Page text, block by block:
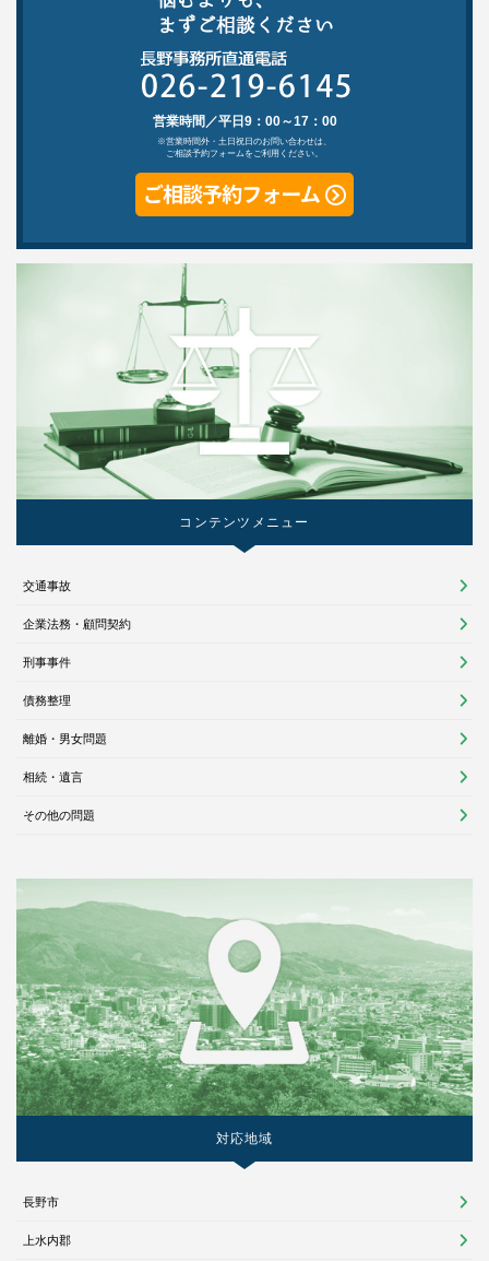
営業時間／平日9：00～17：00
※営業時間外・土日祝日のお問い合わせは、
ご相談予約フォームをご利用ください。
コンテンツメニュー
交通事故
企業法務・顧問契約
刑事事件
債務整理
離婚・男女問題
相続・遺言
その他の問題
対応地域
長野市
上水内郡